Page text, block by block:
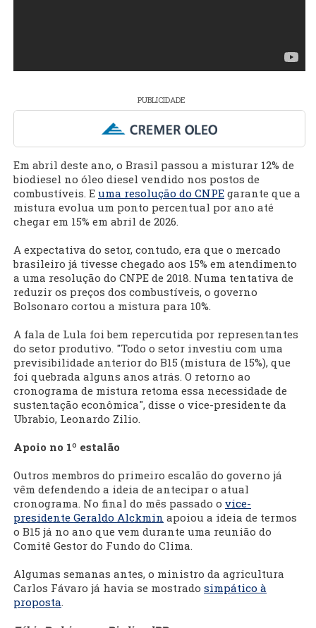
PUBLICIDADE
Em abril deste ano, o Brasil passou a misturar 12% de
biodiesel no óleo diesel vendido nos postos de
combustíveis. E uma resolução do CNPE garante que a
mistura evolua um ponto percentual por ano até
chegar em 15% em abril de 2026.
A expectativa do setor, contudo, era que o mercado
brasileiro já tivesse chegado aos 15% em atendimento
a uma resolução do CNPE de 2018. Numa tentativa de
reduzir os preços dos combustíveis, o governo
Bolsonaro cortou a mistura para 10%.
A fala de Lula foi bem repercutida por representantes
do setor produtivo. "Todo o setor investiu com uma
previsibilidade anterior do B15 (mistura de 15%), que
foi quebrada alguns anos atrás. O retorno ao
cronograma de mistura retoma essa necessidade de
sustentação econômica", disse o vice-presidente da
Ubrabio, Leonardo Zilio.
Apoio no 1º estalão
Outros membros do primeiro escalão do governo já
vêm defendendo a ideia de antecipar o atual
cronograma. No final do mês passado o vice-
presidente Geraldo Alckmin apoiou a ideia de termos
o B15 já no ano que vem durante uma reunião do
Comitê Gestor do Fundo do Clima.
Algumas semanas antes, o ministro da agricultura
Carlos Fávaro já havia se mostrado simpático à
proposta.